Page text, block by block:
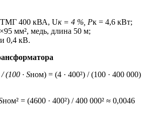
ТМГ 400 кВА, Uк = 4 %, Pк = 4,6 кВт;
мм², медь, длина 50 м;
0,4 кВ.
(100 · Sном) = (4 · 400²) / (100 · 400 000)
ном² = (4600 · 400²) / 400 000² ≈ 0,0046